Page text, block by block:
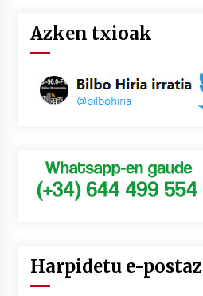
Azken txioak
Harpidetu e-postaz